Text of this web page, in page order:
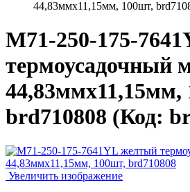
44,83ммх11,15мм, 100шт,
M71-250-175-
термоусадочный
44,83ммх11,15мм,
brd710808 (Код:
Увеличить изображение